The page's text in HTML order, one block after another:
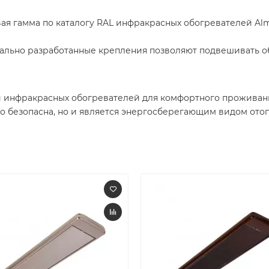
гамма по каталогу RAL инфракрасных обогревателей
разработанные крепления позволяют подвешивать
обогревателей для комфортного
безопасна, но и является энергосберегающим видом